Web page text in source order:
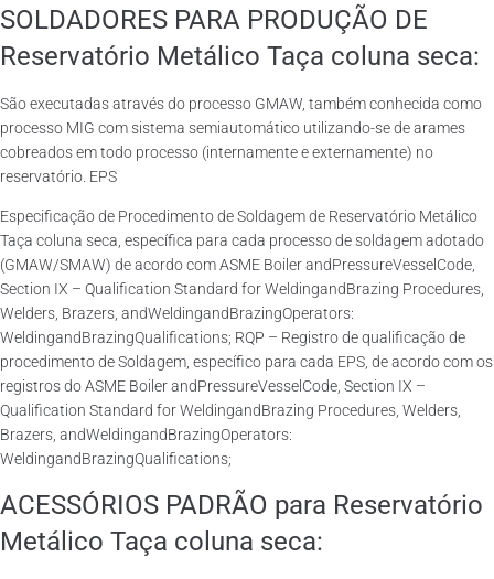
SOLDADORES PARA PRODUÇÃO DE
Reservatório Metálico Taça coluna seca:
São executadas através do processo GMAW, também conhecida como
processo MIG com sistema semiautomático utilizando-se de arames
cobreados em todo processo (internamente e externamente) no
reservatório. EPS
Especificação de Procedimento de Soldagem de Reservatório Metálico
Taça coluna seca, específica para cada processo de soldagem adotado
(GMAW/SMAW) de acordo com ASME Boiler andPressureVesselCode,
Section IX – Qualification Standard for WeldingandBrazing Procedures,
Welders, Brazers, andWeldingandBrazingOperators:
WeldingandBrazingQualifications; RQP – Registro de qualificação de
procedimento de Soldagem, específico para cada EPS, de acordo com os
registros do ASME Boiler andPressureVesselCode, Section IX –
Qualification Standard for WeldingandBrazing Procedures, Welders,
Brazers, andWeldingandBrazingOperators:
WeldingandBrazingQualifications;
ACESSÓRIOS PADRÃO para Reservatório
Metálico Taça coluna seca: